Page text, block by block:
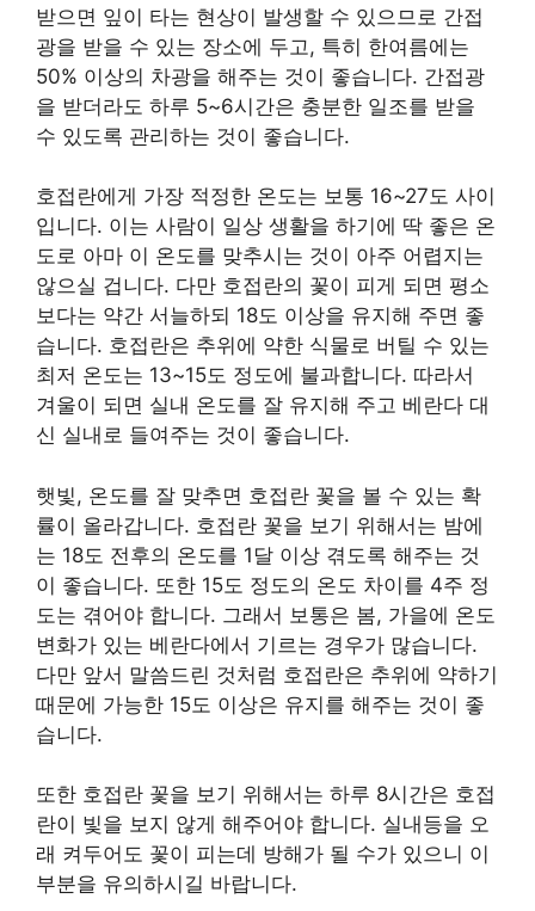
받으면 잎이 타는 현상이 발생할 수 있으므로 간접
광을 받을 수 있는 장소에 두고, 특히 한여름에는
50% 이상의 차광을 해주는 것이 좋습니다. 간접광
을 받더라도 하루 5~6시간은 충분한 일조를 받을
수 있도록 관리하는 것이 좋습니다.
호접란에게 가장 적정한 온도는 보통 16~27도 사이
입니다. 이는 사람이 일상 생활을 하기에 딱 좋은 온
도로 아마 이 온도를 맞추시는 것이 아주 어렵지는
않으실 겁니다. 다만 호접란의 꽃이 피게 되면 평소
보다는 약간 서늘하되 18도 이상을 유지해 주면 좋
습니다. 호접란은 추위에 약한 식물로 버틸 수 있는
최저 온도는 13~15도 정도에 불과합니다. 따라서
겨울이 되면 실내 온도를 잘 유지해 주고 베란다 대
신 실내로 들여주는 것이 좋습니다.
햇빛, 온도를 잘 맞추면 호접란 꽃을 볼 수 있는 확
률이 올라갑니다. 호접란 꽃을 보기 위해서는 밤에
는 18도 전후의 온도를 1달 이상 겪도록 해주는 것
이 좋습니다. 또한 15도 정도의 온도 차이를 4주 정
도는 겪어야 합니다. 그래서 보통은 봄, 가을에 온도
변화가 있는 베란다에서 기르는 경우가 많습니다.
다만 앞서 말씀드린 것처럼 호접란은 추위에 약하기
때문에 가능한 15도 이상은 유지를 해주는 것이 좋
습니다.
또한 호접란 꽃을 보기 위해서는 하루 8시간은 호접
란이 빛을 보지 않게 해주어야 합니다. 실내등을 오
래 켜두어도 꽃이 피는데 방해가 될 수가 있으니 이
부분을 유의하시길 바랍니다.